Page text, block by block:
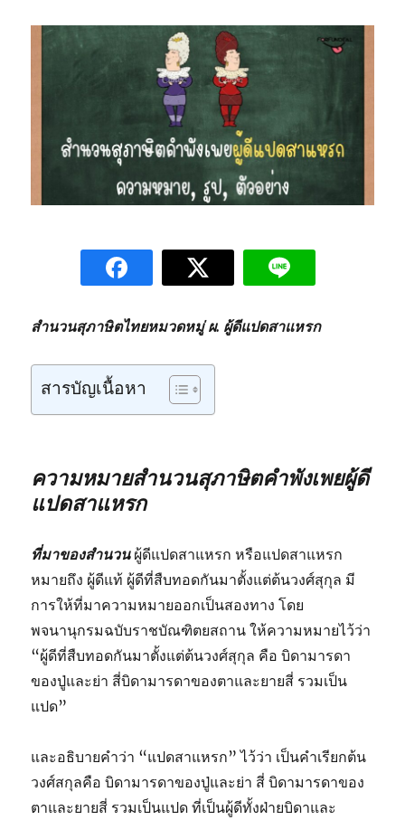
สำนวนสุภาษิตไทยหมวดหมู่ ผ. ผู้ดีแปดสาแหรก
สารบัญเนื้อหา
ความหมายสำนวนสุภาษิตคำพังเพยผู้ดี
แปดสาแหรก
ที่มาของสำนวนผู้ดีแปดสาแหรก หรือแปดสาแหรก
หมายถึง ผู้ดีแท้ ผู้ดีที่สืบทอดกันมาตั้งแต่ต้นวงศ์สุกุล มี
การให้ที่มาความหมายออกเป็นสองทาง โดย
พจนานุกรมฉบับราชบัณฑิตยสถาน ให้ความหมายไว้ว่า
“ผู้ดีที่สืบทอดกันมาตั้งแต่ต้นวงศ์สุกุล คือ บิดามารดา
ของปู่และย่า สี่บิดามารดาของตาและยายสี่ รวมเป็น
แปด”
และอธิบายคำว่า “แปดสาแหรก” ไว้ว่า เป็นคำเรียกต้น
วงศ์สกุลคือ บิดามารดาของปู่และย่า สี่ บิดามารดาของ
ตาและยายสี่ รวมเป็นแปด ที่เป็นผู้ดีทั้งฝ่ายบิดาและ